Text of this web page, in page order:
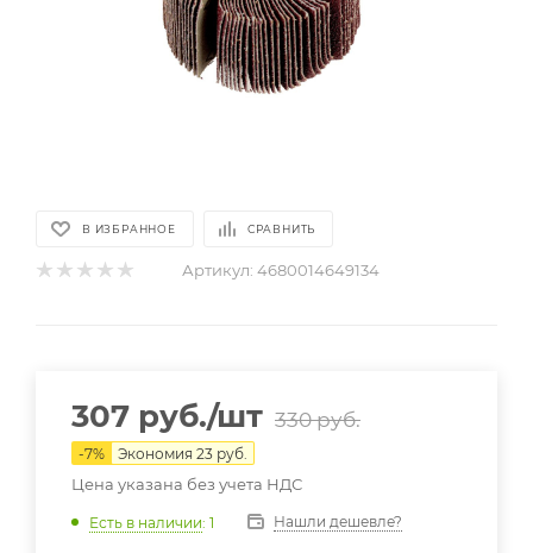
В ИЗБРАННОЕ СРАВНИТЬ
Артикул: 4680014649134
307 руб./шт 330руб.
-7% Экономия 23 руб.
Цена указана без учета НДС
Есть в наличии: 1 Нашли дешевле?